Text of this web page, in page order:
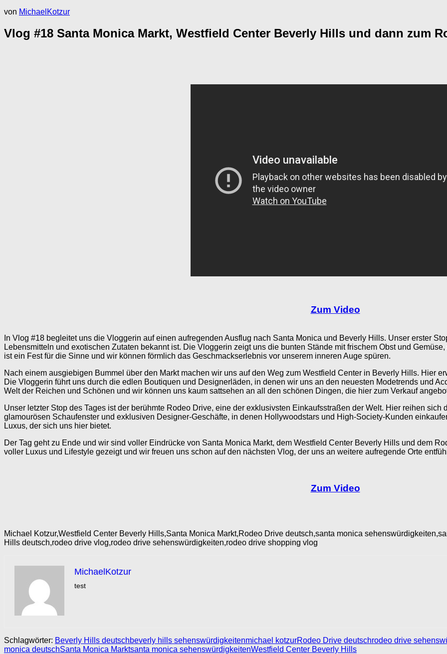
von MichaelKotzur
Vlog #18 Santa Monica Markt, Westfield Center Beverly Hills und dann zum
Zum Video
In Vlog #18 begleitet uns die Vloggerin auf einen aufregenden Ausflug nach Santa Monica und Beverly Hills. Unser erster
Lebensmitteln und exotischen Zutaten bekannt ist. Die Vloggerin zeigt uns die bunten Stände mit frischem Obst und
ist ein Fest für die Sinne und wir können förmlich das Geschmackserlebnis vor unserem inneren Auge spüren.
Nach einem ausgiebigen Bummel über den Markt machen wir uns auf den Weg zum Westfield Center in Beverly Hills. Hier
Die Vloggerin führt uns durch die edlen Boutiquen und Designerläden, in denen wir uns an den neuesten Modetrends und
Welt der Reichen und Schönen und wir können uns kaum sattsehen an all den schönen Dingen, die hier zum Verkauf
Unser letzter Stop des Tages ist der berühmte Rodeo Drive, eine der exklusivsten Einkaufsstraßen der Welt. Hier reihen
glamourösen Schaufenster und exklusiven Designer-Geschäfte, in denen Hollywoodstars und High-Society-Kunden
Luxus, der sich uns hier bietet.
Der Tag geht zu Ende und wir sind voller Eindrücke von Santa Monica Markt, dem Westfield Center Beverly Hills und dem
voller Luxus und Lifestyle gezeigt und wir freuen uns schon auf den nächsten Vlog, der uns an weitere aufregende Orte
Zum Video
Michael Kotzur,Westfield Center Beverly Hills,Santa Monica Markt,Rodeo Drive deutsch,santa monica
Hills deutsch,rodeo drive vlog,rodeo drive sehenswürdigkeiten,rodeo drive shopping vlog
MichaelKotzur
test
Schlagwörter: Beverly Hills deutschbeverly hills sehenswürdigkeitenmichael kotzurRodeo Drive deutschrodeo drive
monica deutschSanta Monica Marktsanta monica sehenswürdigkeitenWestfield Center Beverly Hills